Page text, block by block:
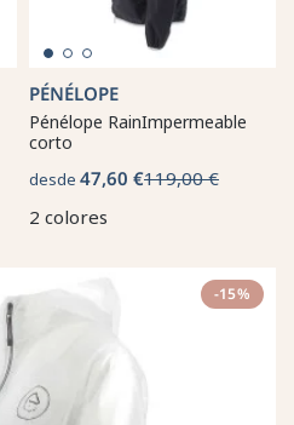
PÉNÉLOPE
Pénélope RainImpermeable
corto
desde 47,60 €119,00 €
2 colores
-15%